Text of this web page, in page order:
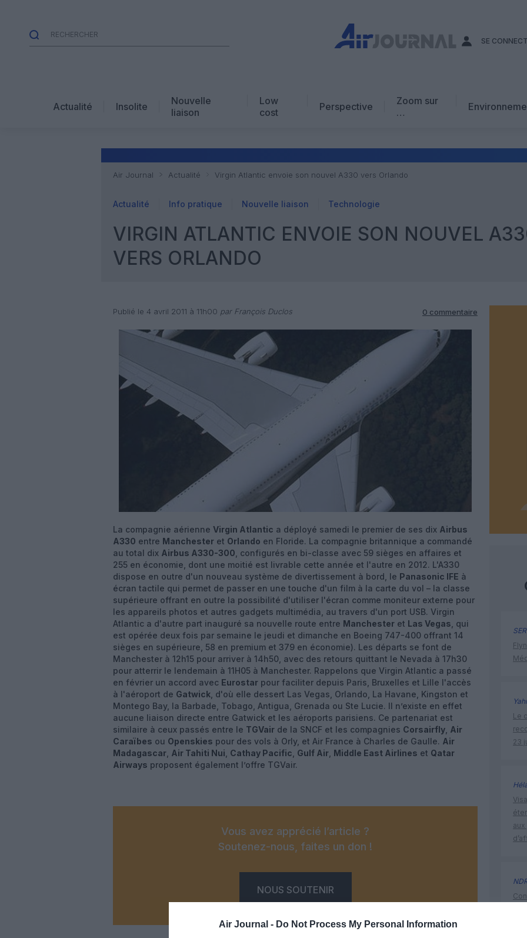
Air Journal - Do Not Process My Personal Information
SE
Actualité Insolite
Nouvelle
liaison
Low
cost
Perspective
Zoom sur
…
Avis d’expert
Air Journal Actualité Virgin Atlantic envoie son nouvel A330 vers Orlando
Actualité Info pratique Nouvelle liaison Technologie
VIRGIN ATLANTIC ENVOIE SON NOUVEL
VERS ORLANDO
Publié le 4 avril 2011 à 11h00 par François Duclos 0 commentaire
La compagnie aérienne Virgin Atlantic a déployé samedi le premier de ses dix Airbus
A330 entre Manchester et Orlando en Floride. La compagnie britannique a commandé
au total dix Airbus A330-300 , configurés en bi-classe avec 59 sièges en affaires et
255 en économie, dont une moitié est livrable cette année et l'autre en 2012. L'A330
dispose en outre d'un nouveau système de divertissement à bord, le Panasonic IFE à
écran tactile qui permet de passer en une touche d'un film à la carte du vol – la classe
supérieure offrant en outre la possibilité d'utiliser l'écran comme moniteur externe pour
les appareils photos et autres gadgets multimédia, au travers d'un port USB. Virgin
Atlantic a d'autre part inauguré sa nouvelle route entre Manchester et Las Vegas , qui
est opérée deux fois par semaine le jeudi et dimanche en Boeing 747-400 offrant 14
sièges en supérieure, 58 en premium et 379 en économie). Les départs se font de
Manchester à 12h15 pour arriver à 14h50, avec des retours quittant le Nevada à 17h30
pour atterrir le lendemain à 11H05 à Manchester. Rappelons que Virgin Atlantic a passé
en février un accord avec Eurostar pour faciliter depuis Paris, Bruxelles et Lille l'accès
à l'aéroport de Gatwick , d'où elle dessert Las Vegas, Orlando, La Havane, Kingston et
Montego Bay, la Barbade, Tobago, Antigua, Grenada ou Ste Lucie. Il n’existe en effet
aucune liaison directe entre Gatwick et les aéroports parisiens. Ce partenariat est
similaire à ceux passés entre le TGVair de la SNCF et les compagnies Corsairfly Air
Caraïbes ou Openskies pour des vols à Orly, et Air France à Charles de Gaulle. Air
Madagascar Air Tahiti Nui Cathay Pacific Gulf Air Middle East Airlines et Qatar
Airways proposent également l’offre TGVair.
Vous avez apprécié l’article ?
Soutenez-nous, faites un don !
NOUS SOUTENIR
Le
23
et